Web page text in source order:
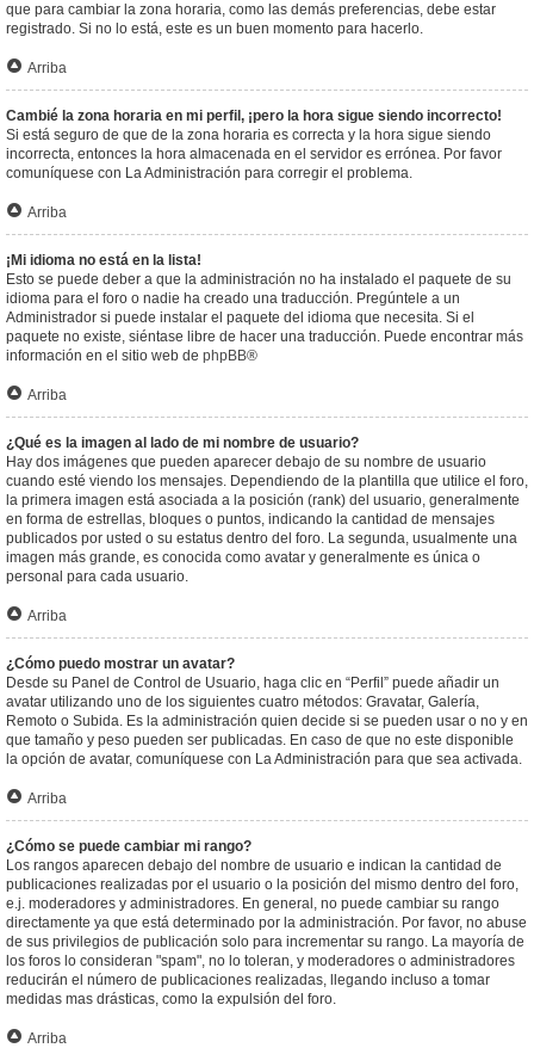
que para cambiar la zona horaria, como las demás preferencias, debe estar
registrado. Si no lo está, este es un buen momento para hacerlo.
Arriba
Cambié la zona horaria en mi perfil, ¡pero la hora sigue siendo incorrecto!
Si está seguro de que de la zona horaria es correcta y la hora sigue siendo
incorrecta, entonces la hora almacenada en el servidor es errónea. Por favor
comuníquese con La Administración para corregir el problema.
Arriba
¡Mi idioma no está en la lista!
Esto se puede deber a que la administración no ha instalado el paquete de su
idioma para el foro o nadie ha creado una traducción. Pregúntele a un
Administrador si puede instalar el paquete del idioma que necesita. Si el
paquete no existe, siéntase libre de hacer una traducción. Puede encontrar más
información en el sitio web de phpBB®
Arriba
¿Qué es la imagen al lado de mi nombre de usuario?
Hay dos imágenes que pueden aparecer debajo de su nombre de usuario
cuando esté viendo los mensajes. Dependiendo de la plantilla que utilice el foro,
la primera imagen está asociada a la posición (rank) del usuario, generalmente
en forma de estrellas, bloques o puntos, indicando la cantidad de mensajes
publicados por usted o su estatus dentro del foro. La segunda, usualmente una
imagen más grande, es conocida como avatar y generalmente es única o
personal para cada usuario.
Arriba
¿Cómo puedo mostrar un avatar?
Desde su Panel de Control de Usuario, haga clic en “Perfil” puede añadir un
avatar utilizando uno de los siguientes cuatro métodos: Gravatar, Galería,
Remoto o Subida. Es la administración quien decide si se pueden usar o no y en
que tamaño y peso pueden ser publicadas. En caso de que no este disponible
la opción de avatar, comuníquese con La Administración para que sea activada.
Arriba
¿Cómo se puede cambiar mi rango?
Los rangos aparecen debajo del nombre de usuario e indican la cantidad de
publicaciones realizadas por el usuario o la posición del mismo dentro del foro,
e.j. moderadores y administradores. En general, no puede cambiar su rango
directamente ya que está determinado por la administración. Por favor, no abuse
de sus privilegios de publicación solo para incrementar su rango. La mayoría de
los foros lo consideran "spam", no lo toleran, y moderadores o administradores
reducirán el número de publicaciones realizadas, llegando incluso a tomar
medidas mas drásticas, como la expulsión del foro.
Arriba